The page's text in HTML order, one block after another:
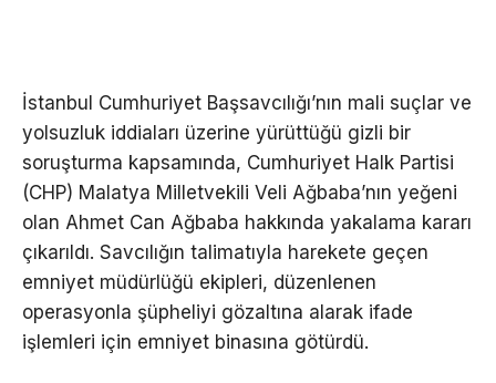
İstanbul Cumhuriyet Başsavcılığı’nın mali suçlar ve
yolsuzluk iddiaları üzerine yürüttüğü gizli bir
soruşturma kapsamında, Cumhuriyet Halk Partisi
(CHP) Malatya Milletvekili Veli Ağbaba’nın yeğeni
olan Ahmet Can Ağbaba hakkında yakalama kararı
çıkarıldı. Savcılığın talimatıyla harekete geçen
emniyet müdürlüğü ekipleri, düzenlenen
operasyonla şüpheliyi gözaltına alarak ifade
işlemleri için emniyet binasına götürdü.